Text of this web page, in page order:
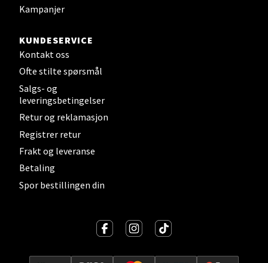
Kampanjer
KUNDESERVICE
Kontakt oss
Ofte stilte spørsmål
Salgs- og
leveringsbetingelser
Retur og reklamasjon
Registrer retur
Frakt og leveranse
Betaling
Spor bestillingen din
Sjøfartsgata 2, 7714 Steinkjer
Åpent i dag 10-20
0 i butikk
Leirvik - Stord
Åpent i dag 10-17